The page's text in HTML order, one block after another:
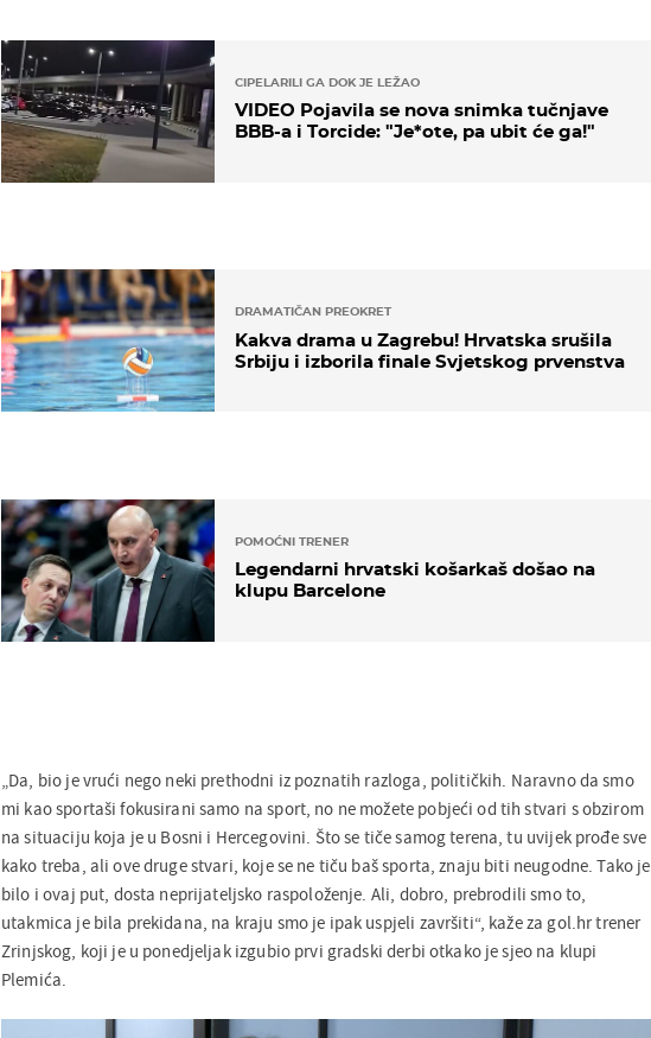
CIPELARILI GA DOK JE LEŽAO
VIDEO Pojavila se nova snimka tučnjave
BBB-a i Torcide: "Je*ote, pa ubit će ga!"
DRAMATIČAN PREOKRET
Kakva drama u Zagrebu! Hrvatska srušila
Srbiju i izborila finale Svjetskog prvenstva
POMOĆNI TRENER
Legendarni hrvatski košarkaš došao na
klupu Barcelone
„Da, bio je vrući nego neki prethodni iz poznatih razloga, političkih. Naravno da smo
mi kao sportaši fokusirani samo na sport, no ne možete pobjeći od tih stvari s obzirom
na situaciju koja je u Bosni i Hercegovini. Što se tiče samog terena, tu uvijek prođe sve
kako treba, ali ove druge stvari, koje se ne tiču baš sporta, znaju biti neugodne. Tako je
bilo i ovaj put, dosta neprijateljsko raspoloženje. Ali, dobro, prebrodili smo to,
utakmica je bila prekidana, na kraju smo je ipak uspjeli završiti“, kaže za gol.hr trener
Zrinjskog, koji je u ponedjeljak izgubio prvi gradski derbi otkako je sjeo na klupi
Plemića.